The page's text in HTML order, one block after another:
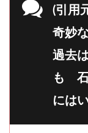
(引用
奇妙
過去
も 石
には